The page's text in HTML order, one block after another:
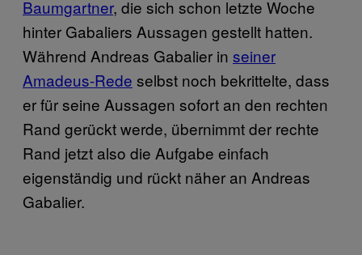
Baumgartner, die sich schon letzte Woche
hinter Gabaliers Aussagen gestellt hatten.
Während Andreas Gabalier in seiner
Amadeus-Rede selbst noch bekrittelte, dass
er für seine Aussagen sofort an den rechten
Rand gerückt werde, übernimmt der rechte
Rand jetzt also die Aufgabe einfach
eigenständig und rückt näher an Andreas
Gabalier.